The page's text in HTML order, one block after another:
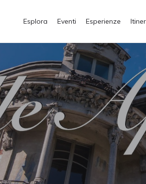
Esplora Eventi Esperienze